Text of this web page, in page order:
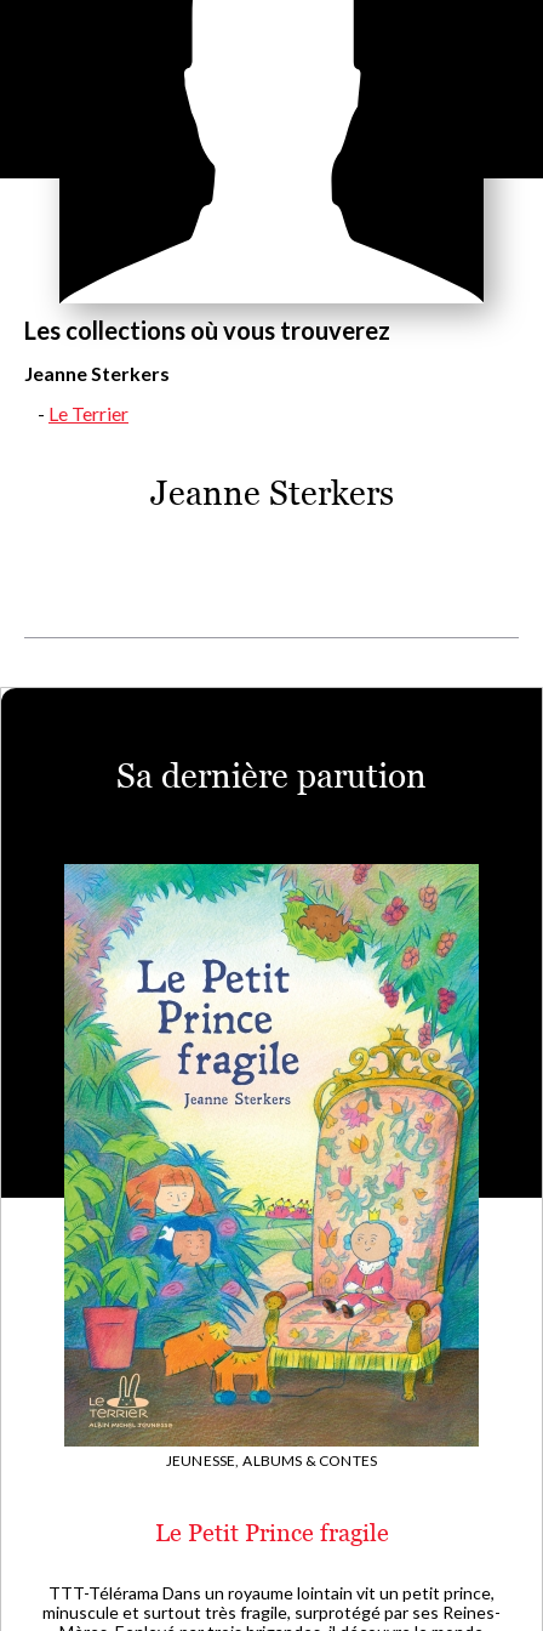
Les collections où vous trouverez
Jeanne Sterkers
Le Terrier
Jeanne Sterkers
Sa dernière parution
JEUNESSE, ALBUMS & CONTES
Le Petit Prince fragile
TTT-Télérama Dans un royaume lointain vit un petit prince,
minuscule et surtout très fragile, surprotégé par ses Reines-